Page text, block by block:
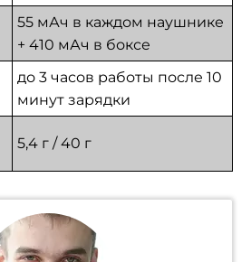
55 мАч в каждом наушнике
+ 410 мАч в боксе
до 3 часов работы после 10
минут зарядки
5,4 г / 40 г